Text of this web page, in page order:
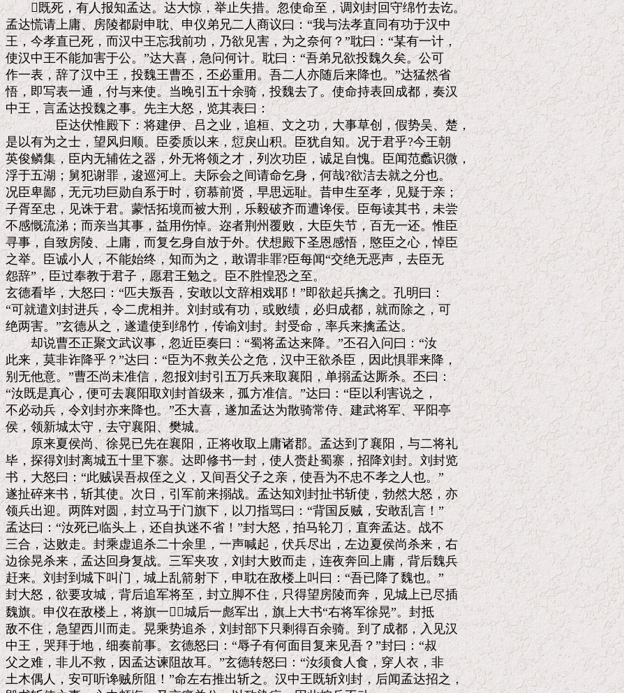
既死，有人报知孟达。达大惊，举止失措。忽使命至，调刘封回守绵竹去讫。
孟达慌请上庸、房陵都尉申耽、申仪弟兄二人商议曰：“我与法孝直同有功于汉中
王，今孝直已死，而汉中王忘我前功，乃欲见害，为之奈何？”耽曰：“某有一计，
使汉中王不能加害于公。”达大喜，急问何计。耽曰：“吾弟兄欲投魏久矣。公可
作一表，辞了汉中王，投魏王曹丕，丕必重用。吾二人亦随后来降也。”达猛然省
悟，即写表一通，付与来使。当晚引五十余骑，投魏去了。使命持表回成都，奏汉
中王，言孟达投魏之事。先主大怒，览其表曰：
臣达伏惟殿下：将建伊、吕之业，追桓、文之功，大事草创，假势吴、楚，
是以有为之士，望风归顺。臣委质以来，愆戾山积。臣犹自知。况于君乎?今王朝
英俊鳞集，臣内无辅佐之器，外无将领之才，列次功臣，诚足自愧。臣闻范蠡识微，
浮于五湖；舅犯谢罪，逡巡河上。夫际会之间请命乞身，何哉?欲洁去就之分也。
况臣卑鄙，无元功巨勋自系于时，窃慕前贤，早思远耻。昔申生至孝，见疑于亲；
子胥至忠，见诛于君。蒙恬拓境而被大刑，乐毅破齐而遭谗佞。臣每读其书，未尝
不感慨流涕；而亲当其事，益用伤悼。迩者荆州覆败，大臣失节，百无一还。惟臣
寻事，自致房陵、上庸，而复乞身自放于外。伏想殿下圣恩感悟，愍臣之心，悼臣
之举。臣诚小人，不能始终，知而为之，敢谓非罪?臣每闻“交绝无恶声，去臣无
怨辞”，臣过奉教于君子，愿君王勉之。臣不胜惶恐之至。
玄德看毕，大怒曰：“匹夫叛吾，安敢以文辞相戏耶！”即欲起兵擒之。孔明曰：
“可就遣刘封进兵，令二虎相并。刘封或有功，或败绩，必归成都，就而除之，可
绝两害。”玄德从之，遂遣使到绵竹，传谕刘封。封受命，率兵来擒孟达。
却说曹丕正聚文武议事，忽近臣奏曰：“蜀将孟达来降。”丕召入问曰：“汝
此来，莫非诈降乎？”达曰：“臣为不救关公之危，汉中王欲杀臣，因此惧罪来降，
别无他意。”曹丕尚未准信，忽报刘封引五万兵来取襄阳，单搦孟达厮杀。丕曰：
“汝既是真心，便可去襄阳取刘封首级来，孤方准信。”达曰：“臣以利害说之，
不必动兵，令刘封亦来降也。”丕大喜，遂加孟达为散骑常侍、建武将军、平阳亭
侯，领新城太守，去守襄阳、樊城。
原来夏侯尚、徐晃已先在襄阳，正将收取上庸诸郡。孟达到了襄阳，与二将礼
毕，探得刘封离城五十里下寨。达即修书一封，使人赍赴蜀寨，招降刘封。刘封览
书，大怒曰：“此贼误吾叔侄之义，又间吾父子之亲，使吾为不忠不孝之人也。”
遂扯碎来书，斩其使。次日，引军前来搦战。孟达知刘封扯书斩使，勃然大怒，亦
领兵出迎。两阵对圆，封立马于门旗下，以刀指骂曰：“背国反贼，安敢乱言！”
孟达曰：“汝死已临头上，还自执迷不省！”封大怒，拍马轮刀，直奔孟达。战不
三合，达败走。封乘虚追杀二十余里，一声喊起，伏兵尽出，左边夏侯尚杀来，右
边徐晃杀来，孟达回身复战。三军夹攻，刘封大败而走，连夜奔回上庸，背后魏兵
赶来。刘封到城下叫门，城上乱箭射下，申耽在敌楼上叫曰：“吾已降了魏也。”
封大怒，欲要攻城，背后追军将至，封立脚不住，只得望房陵而奔，见城上已尽插
魏旗。申仪在敌楼上，将旗一，城后一彪军出，旗上大书“右将军徐晃”。封抵
敌不住，急望西川而走。晃乘势追杀，刘封部下只剩得百余骑。到了成都，入见汉
中王，哭拜于地，细奏前事。玄德怒曰：“辱子有何面目复来见吾？”封曰：“叔
父之难，非儿不救，因孟达谏阻故耳。”玄德转怒曰：“汝须食人食，穿人衣，非
土木偶人，安可听谗贼所阻！”命左右推出斩之。汉中王既斩刘封，后闻孟达招之，